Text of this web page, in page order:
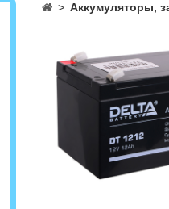
Аккумуляторы,